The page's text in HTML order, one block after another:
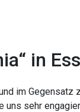
in
im Gegensatz
uns sehr